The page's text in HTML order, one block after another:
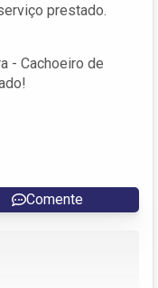
prestado.
- Cachoeiro de
Comente